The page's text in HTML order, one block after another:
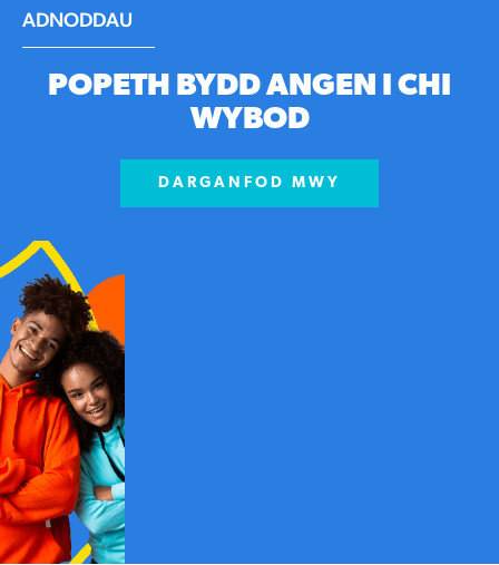
ADNODDAU
POPETH BYDD ANGEN I CHI
WYBOD
DARGANFOD MWY